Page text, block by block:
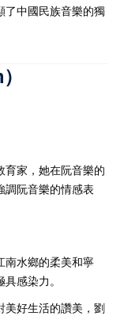
了中國民族音樂的獨
育家，她在阮音樂的
調阮音樂的情感表
南水鄉的柔美和寧
感染力。
美好生活的讚美，劉